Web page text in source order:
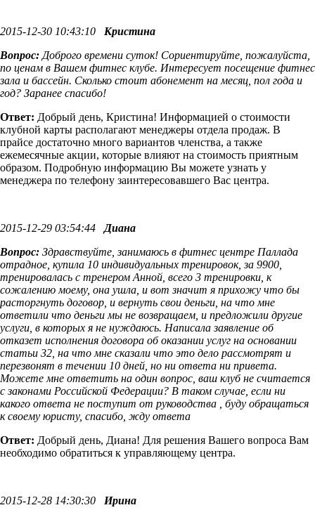
2015-12-30 10:43:10 Кристина
Вопрос: Доброго времени суток! Сориентируйте, пожалуйста,
по ценам в Вашем фитнес клубе. Интересует посещение фитнес
зала и бассейн. Сколько стоит абонемент на месяц, пол года и
год? Заранее спасибо!
Ответ: Добрый день, Кристина! Информацией о стоимости
клубной карты располагают менеджеры отдела продаж. В
прайсе достаточно много вариантов членства, а также
ежемесячные акции, которые влияют на стоимость приятным
образом. Подробную информацию Вы можете узнать у
менеджера по телефону заинтересовавшего Вас центра.
2015-12-29 03:54:44 Диана
Вопрос: Здравствуйте, занимаюсь в фитнес центре Паллада
отрадное, купила 10 индивидуальных тренировок, за 9900,
тренировалась с тренером Анной, всего 3 тренировки, к
сожалению моему, она ушла, и вот значит я прихожу что бы
расторгнуть договор, и вернуть свои деньги, на что мне
ответили что деньги мы не возвращаем, и предложили другие
услуги, в которых я не нуждаюсь. Написала заявление об
отказет исполнения договора об оказании услуг на основании
статьи 32, на что мне сказали что это дело рассмотрят и
перезвонят в течении 10 дней, но ни ответа ни привета.
Можете мне ответить на один вопрос, ваш клуб не считается
с законами Российской Федерации? В таком случае, если ни
какого ответа не поступит от руководства , буду обращаться
к своему юристу, спасибо, жду ответа
Ответ: Добрый день, Диана! Для решения Вашего вопроса Вам
необходимо обратиться к управляющему центра.
2015-12-28 14:30:30 Ирина